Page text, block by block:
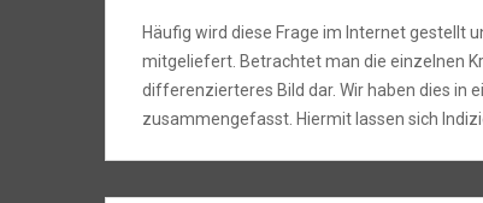
Häufig wird diese Frage im Internet gestellt
mitgeliefert. Betrachtet man die einzelnen
differenzierteres Bild dar. Wir haben dies in
zusammengefasst. Hiermit lassen sich